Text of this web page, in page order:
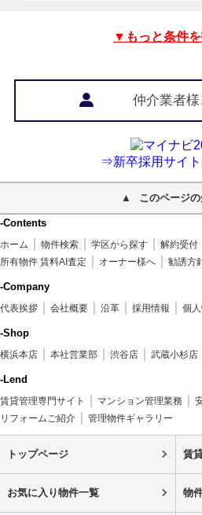
▼もっと条件
仲介業者様
⇒新卒採用サイト
このページ
-Contents
ホーム 物件検索 学区から探す 解約受付
所有物件 賃料AI査定
オーナー様へ 勧誘方
-Company
代表挨拶 会社概要 沿革 採用情報 個
-Shop
横浜本店 本社営業部 渋谷店 武蔵小杉店
-Lend
賃貸管理専門サイト マンション管理業務
リフォームご紹介
管理物件ギャラリー
トップページ 賃
お気に入り物件一覧 物